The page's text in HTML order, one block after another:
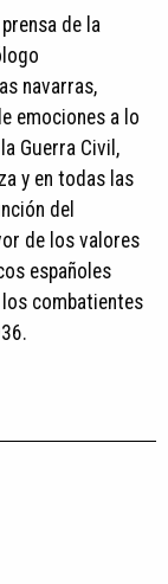
de la
navarras,
emociones a lo
Guerra Civil,
y en todas las
del
de los valores
españoles
combatientes